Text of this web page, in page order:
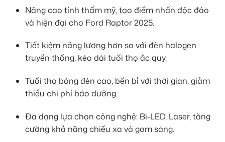
Nâng cao tính thẩm mỹ, tạo điểm nhấn độc đáo
và hiện đại cho Ford Raptor 2025.
Tiết kiệm năng lượng hơn so với đèn halogen
truyền thống, kéo dài tuổi thọ ắc quy.
Tuổi thọ bóng đèn cao, bền bỉ với thời gian, giảm
thiểu chi phí bảo dưỡng.
Đa dạng lựa chọn công nghệ: Bi-LED, Laser, tăng
cường khả năng chiếu xa và gom sáng.